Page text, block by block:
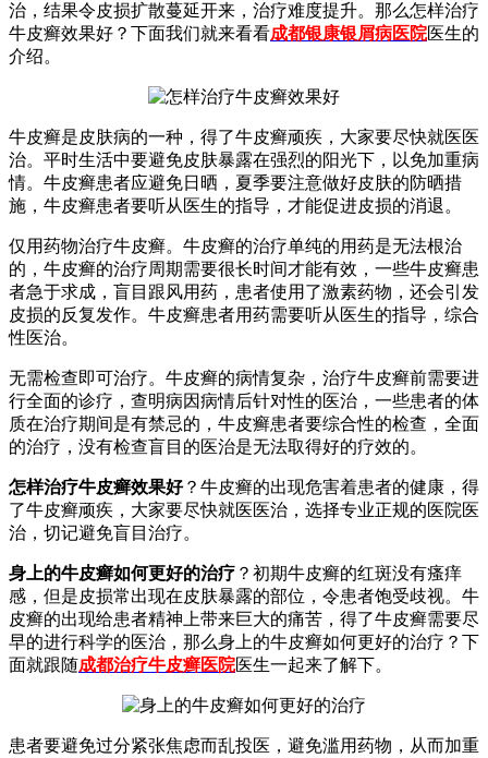
治，结果令皮损扩散蔓延开来，治疗难度提升。那么怎样治疗
牛皮癣效果好？下面我们就来看看成都银康银屑病医院医生的
介绍。
牛皮癣是皮肤病的一种，得了牛皮癣顽疾，大家要尽快就医医
治。平时生活中要避免皮肤暴露在强烈的阳光下，以免加重病
情。牛皮癣患者应避免日晒，夏季要注意做好皮肤的防晒措
施，牛皮癣患者要听从医生的指导，才能促进皮损的消退。
仅用药物治疗牛皮癣。牛皮癣的治疗单纯的用药是无法根治
的，牛皮癣的治疗周期需要很长时间才能有效，一些牛皮癣患
者急于求成，盲目跟风用药，患者使用了激素药物，还会引发
皮损的反复发作。牛皮癣患者用药需要听从医生的指导，综合
性医治。
无需检查即可治疗。牛皮癣的病情复杂，治疗牛皮癣前需要进
行全面的诊疗，查明病因病情后针对性的医治，一些患者的体
质在治疗期间是有禁忌的，牛皮癣患者要综合性的检查，全面
的治疗，没有检查盲目的医治是无法取得好的疗效的。
怎样治疗牛皮癣效果好？牛皮癣的出现危害着患者的健康，得
了牛皮癣顽疾，大家要尽快就医医治，选择专业正规的医院医
治，切记避免盲目治疗。
身上的牛皮癣如何更好的治疗 ？初期牛皮癣的红斑没有瘙痒
感，但是皮损常出现在皮肤暴露的部位，令患者饱受歧视。牛
皮癣的出现给患者精神上带来巨大的痛苦，得了牛皮癣需要尽
早的进行科学的医治，那么身上的牛皮癣如何更好的治疗？下
面就跟随成都治疗牛皮癣医院医生一起来了解下。
患者要避免过分紧张焦虑而乱投医，避免滥用药物，从而加重